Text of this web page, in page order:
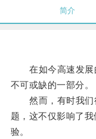
简介
在如今高速发展
不可或缺的一部分。
然而，有时我们
题，这不仅影响了
验。